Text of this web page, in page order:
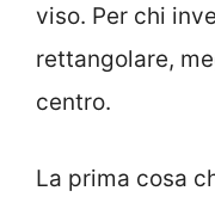
viso. Per chi
rettangolare,
centro.
La prima cosa